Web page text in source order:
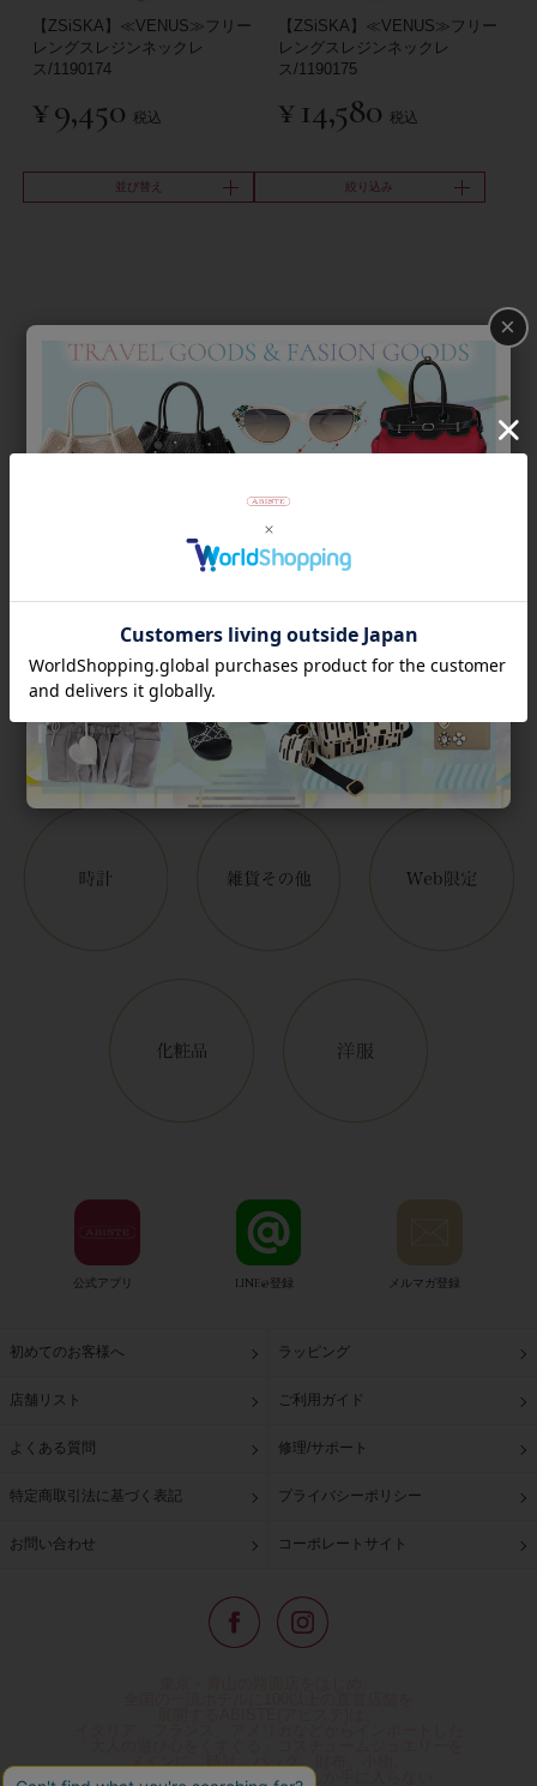
【ZSiSKA】≪VENUS≫フリー
レングスレジンネックレ
ス/1190174
¥9,450 税込
【ZSiSKA】≪VENUS≫フリー
レングスレジンネックレ
ス/1190175
¥ 14,580 税込
並び替え 絞り込み
Category
アイテムカテゴリー
公式アプリ LINE@登録 メルマガ登録
初めてのお客様へ ラッピング
店舗リスト ご利用ガイド
よくある質問 修理/サポート
特定商取引法に基づく表記 プライバシーポリシー
お問い合わせ コーポレートサイト
メインに、時計、バッグ、財布、小物、
レディースウェアや、ここでしか手に入らない
×